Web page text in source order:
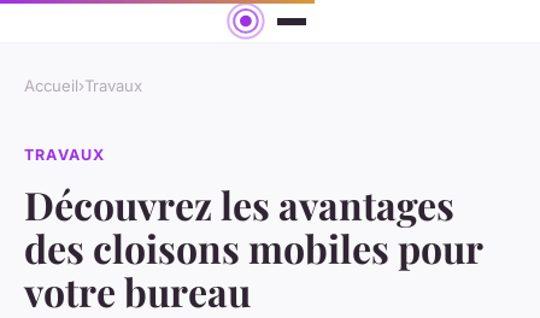
Accueil›Travaux
TRAVAUX
Découvrez les avantages
des cloisons mobiles pour
votre bureau